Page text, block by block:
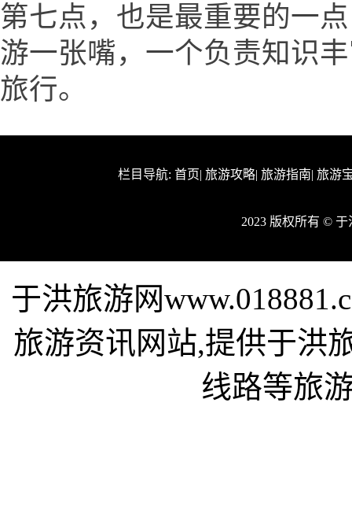
第七点，也是最重要的一
游一张嘴，一个负责知识
旅行。
栏目导航: 首页| 旅游攻略| 旅游指南| 旅游
2023 版权所有 ©
于洪旅游网
旅游资讯网站,提供于洪
线路等旅